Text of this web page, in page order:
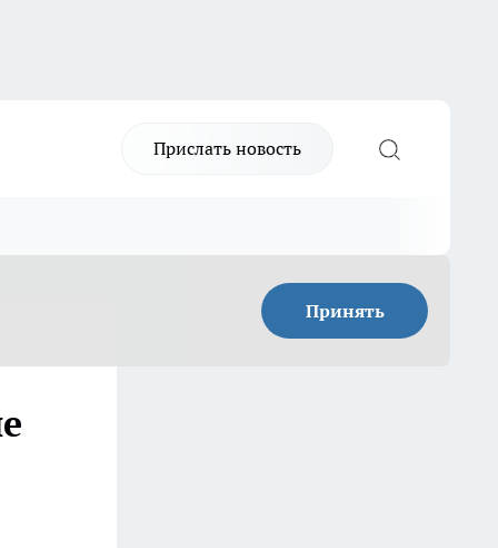
Прислать новость
Принять